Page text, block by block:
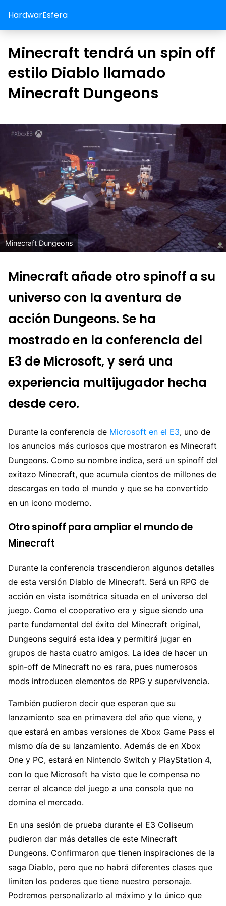
HardwarEsfera
Minecraft tendrá un spin off
estilo Diablo llamado
Minecraft Dungeons
Minecraft Dungeons
Minecraft añade otro spinoff a su
universo con la aventura de
acción Dungeons. Se ha
mostrado en la conferencia del
E3 de Microsoft, y será una
experiencia multijugador hecha
desde cero.
Durante la conferencia de Microsoft en el E3, uno de
los anuncios más curiosos que mostraron es Minecraft
Dungeons. Como su nombre indica, será un spinoff del
exitazo Minecraft, que acumula cientos de millones de
descargas en todo el mundo y que se ha convertido
en un icono moderno.
Otro spinoff para ampliar el mundo de
Minecraft
Durante la conferencia trascendieron algunos detalles
de esta versión Diablo de Minecraft. Será un RPG de
acción en vista isométrica situada en el universo del
juego. Como el cooperativo era y sigue siendo una
parte fundamental del éxito del Minecraft original,
Dungeons seguirá esta idea y permitirá jugar en
grupos de hasta cuatro amigos. La idea de hacer un
spin-off de Minecraft no es rara, pues numerosos
mods introducen elementos de RPG y supervivencia.
También pudieron decir que esperan que su
lanzamiento sea en primavera del año que viene, y
que estará en ambas versiones de Xbox Game Pass el
mismo día de su lanzamiento. Además de en Xbox
One y PC, estará en Nintendo Switch y PlayStation 4,
con lo que Microsoft ha visto que le compensa no
cerrar el alcance del juego a una consola que no
domina el mercado.
En una sesión de prueba durante el E3 Coliseum
pudieron dar más detalles de este Minecraft
Dungeons. Confirmaron que tienen inspiraciones de la
saga Diablo, pero que no habrá diferentes clases que
limiten los poderes que tiene nuestro personaje.
Podremos personalizarlo al máximo y lo único que